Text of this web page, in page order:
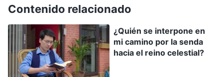
Jesús, sino seguir las huellas del Cordero. Creer
en el Señor Jesús sin aceptar la obra de Dios
Todopoderoso de los últimos días, ¿no nos
igualaría a los fariseos, que únicamente creían en
Contenido relacionado
¿Quién se interpone en
mi camino por la senda
hacia el reino celestial?